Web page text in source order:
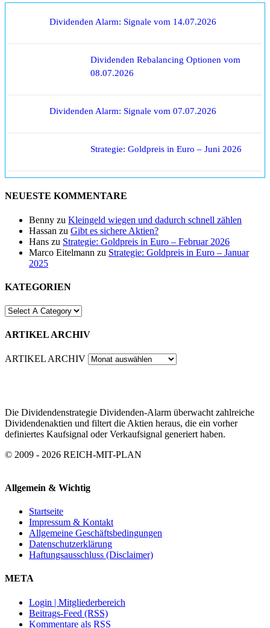
Dividenden Alarm: Signale vom 14.07.2026
Dividenden Rebalancing Optionen vom
08.07.2026
Dividenden Alarm: Signale vom 07.07.2026
Strategie: Goldpreis in Euro – Juni 2026
NEUESTE KOMMENTARE
Benny zu Kleingeld wiegen und dadurch schnell zählen
Hassan zu Gibt es sichere Aktien?
Hans zu Strategie: Goldpreis in Euro – Februar 2026
Marco Eitelmann zu Strategie: Goldpreis in Euro – Januar
2025
KATEGORIEN
ARTIKEL ARCHIV
ARTIKEL ARCHIV
Die Dividendenstrategie Dividenden-Alarm überwacht zahlreiche
Dividendenaktien und filtert die Aktien heraus, die ein vorher
definiertes Kaufsignal oder Verkaufsignal generiert haben.
© 2009 - 2026 REICH-MIT-PLAN
Allgemein & Wichtig
Startseite
Impressum & Kontakt
Allgemeine Geschäftsbedingungen
Datenschutzerklärung
Haftungsausschluss (Disclaimer)
META
Login | Mitgliederbereich
Beitrags-Feed (RSS)
Kommentare als RSS